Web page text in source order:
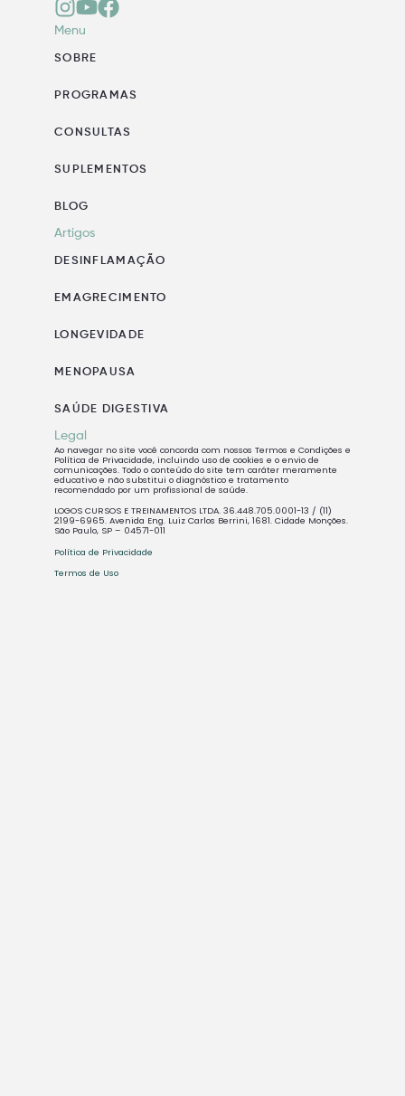
Menu
SOBRE
PROGRAMAS
CONSULTAS
SUPLEMENTOS
BLOG
Artigos
DESINFLAMAÇÃO
EMAGRECIMENTO
LONGEVIDADE
MENOPAUSA
SAÚDE DIGESTIVA
Legal
Ao navegar no site você concorda com nossos Termos e Condições e
Política de Privacidade, incluindo uso de cookies e o envio de
comunicações. Todo o conteúdo do site tem caráter meramente
educativo e não substitui o diagnóstico e tratamento
recomendado por um profissional de saúde.
LOGOS CURSOS E TREINAMENTOS LTDA. 36.448.705.0001-13 / (11)
2199-6965. Avenida Eng. Luiz Carlos Berrini, 1681. Cidade Monções.
São Paulo, SP – 04571-011
Política de Privacidade
Termos de Uso